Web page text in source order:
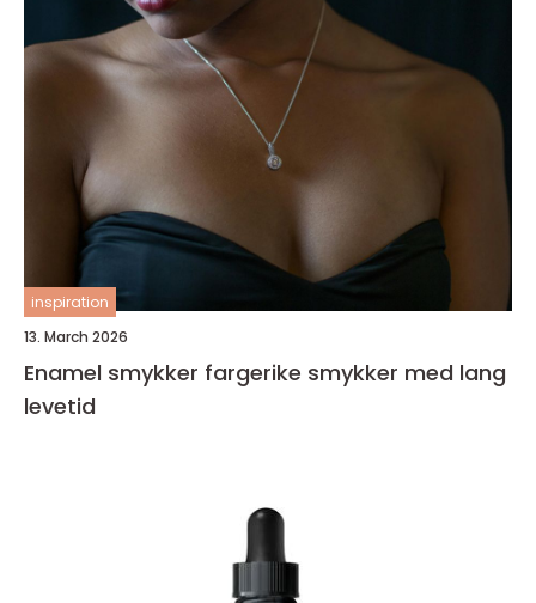
inspiration
13. March 2026
Enamel smykker fargerike smykker med lang
levetid